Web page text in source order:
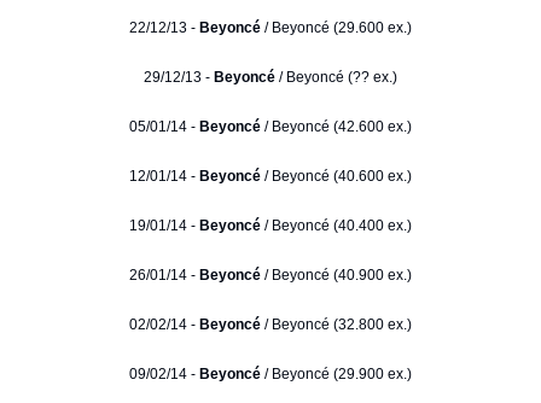
22/12/13 - Beyoncé / Beyoncé (29.600 ex.)
29/12/13 - Beyoncé / Beyoncé (?? ex.)
05/01/14 - Beyoncé / Beyoncé (42.600 ex.)
12/01/14 - Beyoncé / Beyoncé (40.600 ex.)
19/01/14 - Beyoncé / Beyoncé (40.400 ex.)
26/01/14 - Beyoncé / Beyoncé (40.900 ex.)
02/02/14 - Beyoncé / Beyoncé (32.800 ex.)
09/02/14 - Beyoncé / Beyoncé (29.900 ex.)